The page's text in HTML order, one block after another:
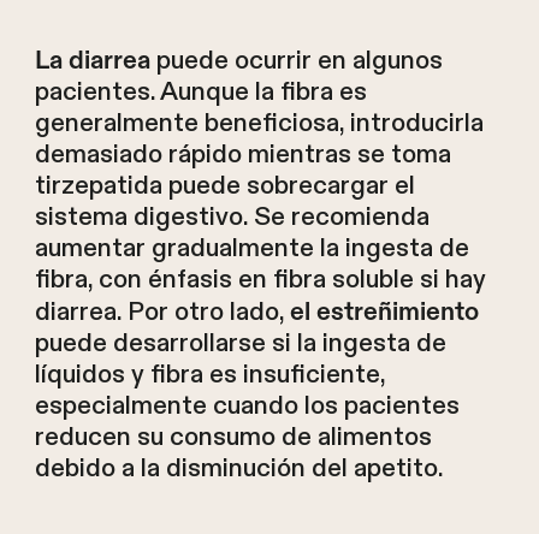
La diarreapuede ocurrir en algunos
pacientes. Aunque la fibra es
generalmente beneficiosa, introducirla
demasiado rápido mientras se toma
tirzepatida puede sobrecargar el
sistema digestivo. Se recomienda
aumentar gradualmente la ingesta de
fibra, con énfasis en fibra soluble si hay
diarrea. Por otro lado, el estreñimiento
puede desarrollarse si la ingesta de
líquidos y fibra es insuficiente,
especialmente cuando los pacientes
reducen su consumo de alimentos
debido a la disminución del apetito.